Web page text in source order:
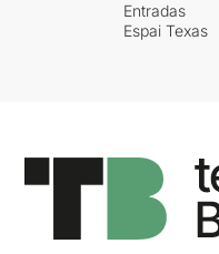
Entradas
Espai Texas